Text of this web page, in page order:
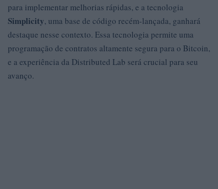
para implementar melhorias rápidas, e a tecnologia
Simplicity, uma base de código recém-lançada, ganhará
destaque nesse contexto. Essa tecnologia permite uma
programação de contratos altamente segura para o Bitcoin,
e a experiência da Distributed Lab será crucial para seu
avanço.